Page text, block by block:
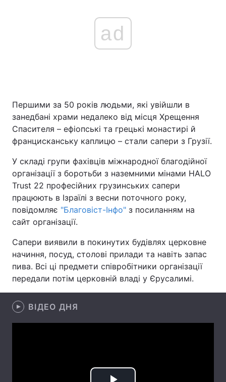
Головна Війна
Україна Політика
Економіка Світ
Спорт
Техно і зв'язок Лайт
Інциденти
ad
Першими за 50 років людьми, які увійшли в
занедбані храми недалеко від місця Хрещення
Спасителя – ефіопські та грецькі монастирі й
францисканську каплицю – стали сапери з Грузії.
У складі групи фахівців міжнародної благодійної
організації з боротьби з наземними мінами HALO
Trust 22 професійних грузинських сапери
працюють в Ізраїлі з весни поточного року,
повідомляє "Благовіст-Інфо" з посиланням на
сайт організації.
Сапери виявили в покинутих будівлях церковне
начиння, посуд, столові прилади та навіть запас
пива. Всі ці предмети співробітники організації
передали потім церковній владі у Єрусалимі.
ВІДЕО ДНЯ